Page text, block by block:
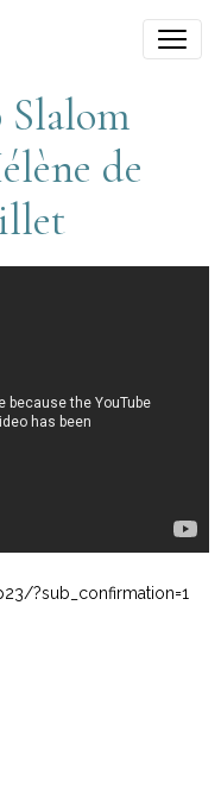
Slalom
de
?sub_confirmation=1